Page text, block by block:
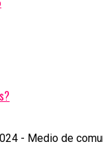
- Medio de